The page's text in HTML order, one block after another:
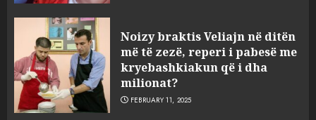
Noizy braktis Veliajn në ditën
më të zezë, reperi i pabesë me
kryebashkiakun që i dha
milionat?
FEBRUARY 11, 2025
3
sulmuan “One Albania”,
ngjarja u fsheh. A u vodhën
serverat?
MARCH 25, 2025